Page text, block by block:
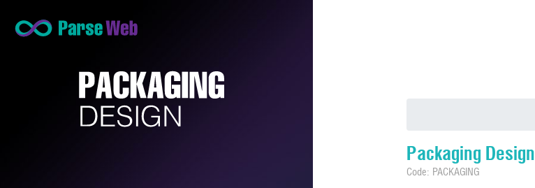
Packaging Design
Code: PACKAGING